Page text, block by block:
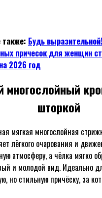
также: Будь
причесок для женщин
2026 год
многослойный
шторкой
мягкая многослойная
лёгкого очарования и
атмосферу, а чёлка мягко
и молодой вид. Идеально
но стильную причёску, за